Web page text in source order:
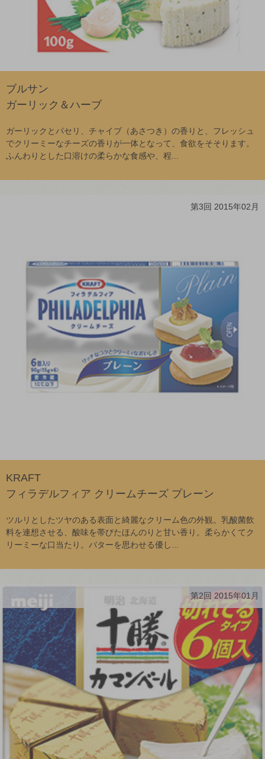
ブルサン
ガーリック＆ハーブ
ガーリックとパセリ、チャイブ（あさつき）の香りと、フレッシュ
でクリーミーなチーズの香りが一体となって、食欲をそそります。
ふんわりとした口溶けの柔らかな食感や、程...
第3回 2015年02月
KRAFT
フィラデルフィア クリームチーズ プレーン
ツルリとしたツヤのある表面と綺麗なクリーム色の外観。乳酸菌飲
料を連想させる、酸味を帯びたほんのりと甘い香り。柔らかくてク
リーミーな口当たり。バターを思わせる優し...
第2回 2015年01月